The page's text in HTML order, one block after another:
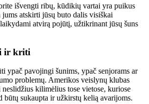
išvengti ribų, kūdikių vartai yra puikus
jums atskirti jūsų buto dalis visiškai
atvirą pojūtį, užtikrinant jūsų šuns
ir kriti
ypač pavojingi šunims, ypač senjorams ar
problemų. Amerikos veislynų klubas
kilimėlius tose vietose, kuriose
būtų sukaupta ir užkirstų kelią avarijoms.